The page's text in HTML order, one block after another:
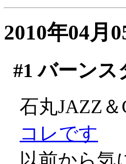
2010年04月
#1 バーンス
石丸JAZZ
コレです
以前から